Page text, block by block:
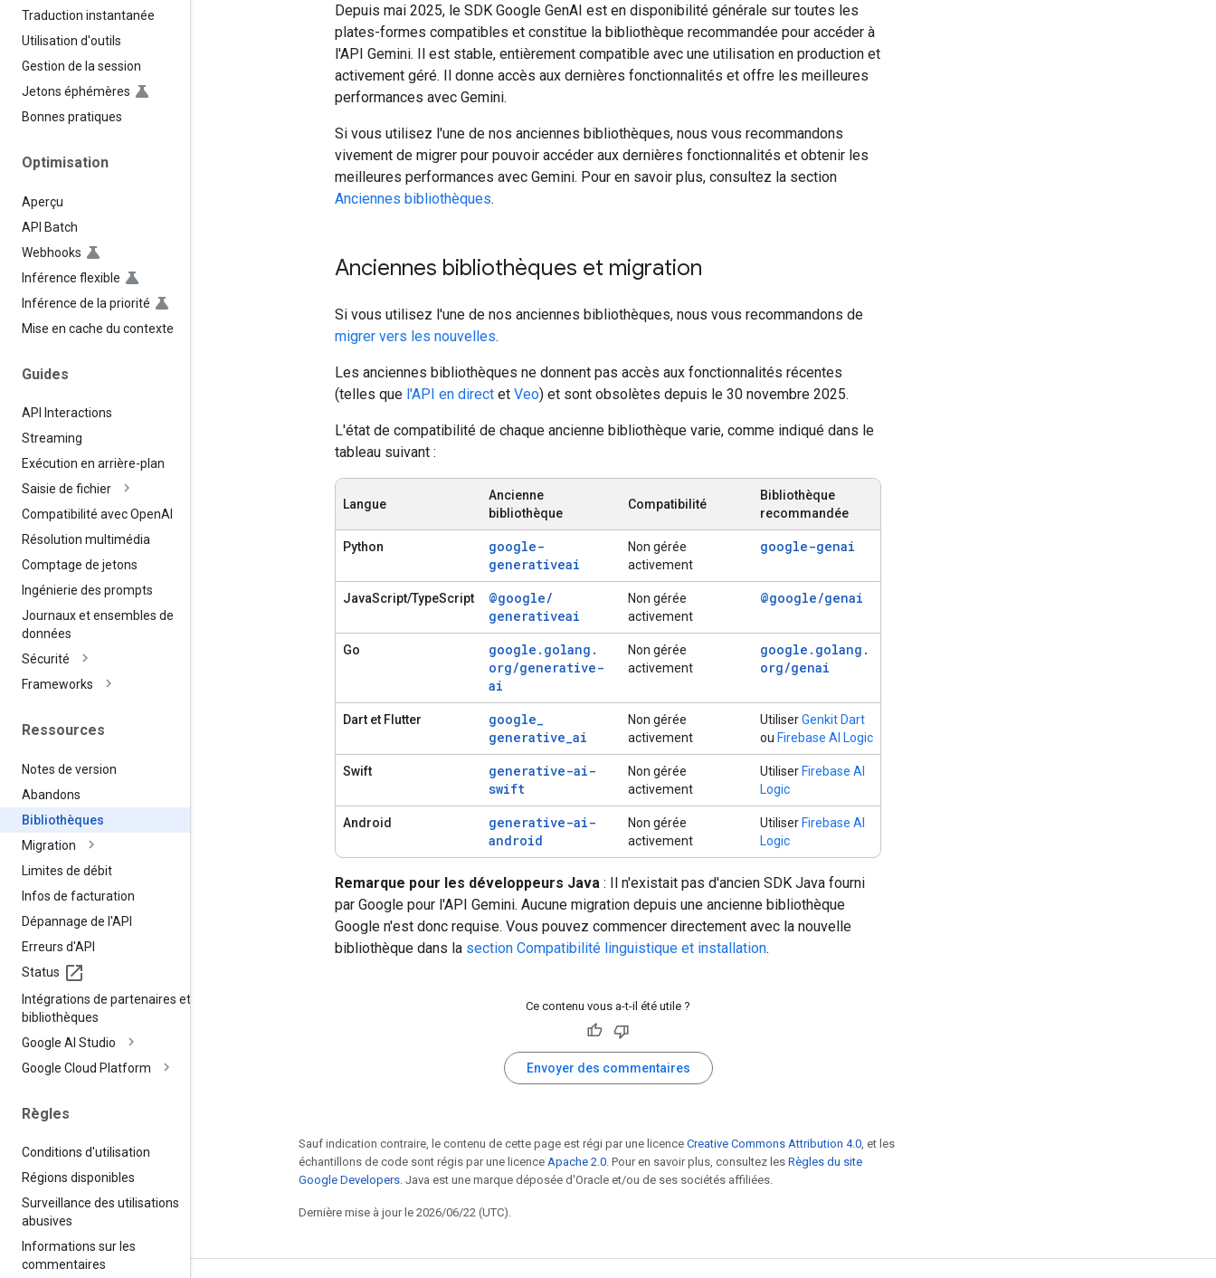
Traduction instantanée
Utilisation d'outils
Gestion de la session
Jetons éphémères
Bonnes pratiques
Optimisation
Aperçu
API Batch
Webhooks
Inférence flexible
Inférence de la priorité
Mise en cache du contexte
Guides
API Interactions
Streaming
Exécution en arrière-plan
Saisie de fichier
Compatibilité avec OpenAI
Résolution multimédia
Comptage de jetons
Ingénierie des prompts
Journaux et ensembles de
données
Sécurité
Frameworks
Ressources
Notes de version
Abandons
Bibliothèques
Migration
Limites de débit
Infos de facturation
Dépannage de l'API
Erreurs d'API
Status
Intégrations de partenaires et de
bibliothèques
Google AI Studio
Google Cloud Platform
Règles
Conditions d'utilisation
Régions disponibles
Surveillance des utilisations
abusives
Informations sur les
commentaires
Depuis mai 2025, le SDK Google GenAI est en disponibilité générale sur toutes les
plates-formes compatibles et constitue la bibliothèque recommandée pour accéder à
l'API Gemini. Il est stable, entièrement compatible avec une utilisation en production et
activement géré. Il donne accès aux dernières fonctionnalités et offre les meilleures
performances avec Gemini.
Si vous utilisez l'une de nos anciennes bibliothèques, nous vous recommandons
vivement de migrer pour pouvoir accéder aux dernières fonctionnalités et obtenir les
meilleures performances avec Gemini. Pour en savoir plus, consultez la section
Anciennes bibliothèques.
Anciennes bibliothèques et migration
Si vous utilisez l'une de nos anciennes bibliothèques, nous vous recommandons de
migrer vers les nouvelles.
Les anciennes bibliothèques ne donnent pas accès aux fonctionnalités récentes
(telles que l'API en direct et Veo) et sont obsolètes depuis le 30 novembre 2025.
L'état de compatibilité de chaque ancienne bibliothèque varie, comme indiqué dans le
tableau suivant :
Langue
Ancienne
bibliothèque
Compatibilité
Bibliothèque
recommandée
Python
google-
generativeai
Non gérée
activement
google-genai
JavaScript/TypeScript @google/
generativeai
Non gérée
activement
@google/genai
Go google . golang .
org/generative-
ai
Non gérée
activement
google . golang .
org/genai
Dart et Flutter google_
generative_ai
Non gérée
activement
UtiliserGenkit Dart
ou Firebase AI Logic
Swift
generative-ai-
swift
Non gérée
activement
Utiliser Firebase AI
Logic
Android
generative-ai-
android
Non gérée
activement
Utiliser Firebase AI
Logic
Remarque pour les développeurs Java : Il n'existait pas d'ancien SDK Java fourni
par Google pour l'API Gemini. Aucune migration depuis une ancienne bibliothèque
Google n'est donc requise. Vous pouvez commencer directement avec la nouvelle
bibliothèque dans la section Compatibilité linguistique et installation.
Ce contenu vous a-t-il été utile ?
Envoyer des commentaires
Sauf indication contraire, le contenu de cette page est régi par une licence Creative Commons Attribution 4.0 , et les
échantillons de code sont régis par une licence Apache 2.0 . Pour en savoir plus, consultez les Règles du site
Google Developers . Java est une marque déposée d'Oracle et/ou de ses sociétés affiliées.
Dernière mise à jour le 2026/06/22 (UTC).